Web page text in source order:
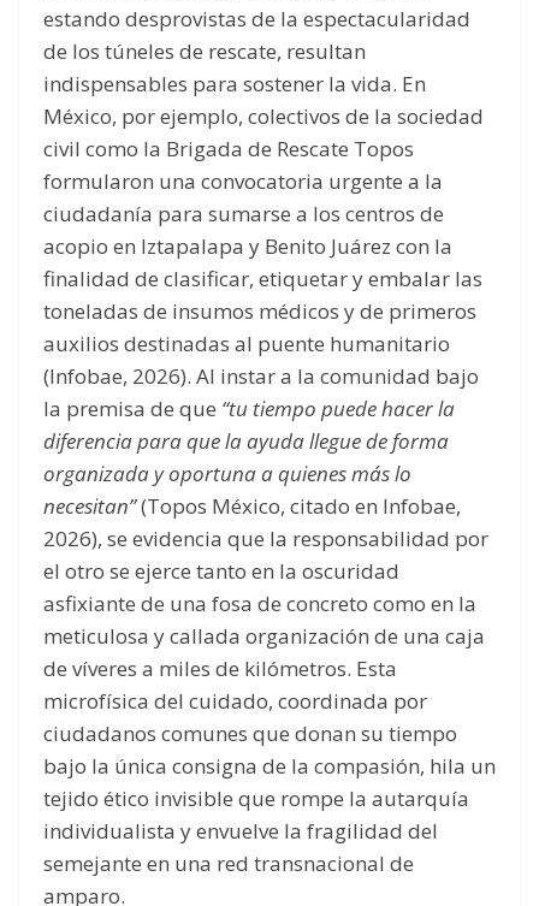
estando desprovistas de la espectacularidad
de los túneles de rescate, resultan
indispensables para sostener la vida. En
México, por ejemplo, colectivos de la sociedad
civil como la Brigada de Rescate Topos
formularon una convocatoria urgente a la
ciudadanía para sumarse a los centros de
acopio en Iztapalapa y Benito Juárez con la
finalidad de clasificar, etiquetar y embalar las
toneladas de insumos médicos y de primeros
auxilios destinadas al puente humanitario
(Infobae, 2026). Al instar a la comunidad bajo
la premisa de que “tu tiempo puede hacer la
diferencia para que la ayuda llegue de forma
organizada y oportuna a quienes más lo
necesitan”(Topos México, citado en Infobae,
2026), se evidencia que la responsabilidad por
el otro se ejerce tanto en la oscuridad
asfixiante de una fosa de concreto como en la
meticulosa y callada organización de una caja
de víveres a miles de kilómetros. Esta
microfísica del cuidado, coordinada por
ciudadanos comunes que donan su tiempo
bajo la única consigna de la compasión, hila un
tejido ético invisible que rompe la autarquía
individualista y envuelve la fragilidad del
semejante en una red transnacional de
amparo.